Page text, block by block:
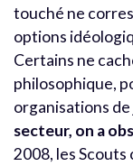
touché ne
options
Certains ne
philosophique,
organisations de
secteur, on a
2008, les